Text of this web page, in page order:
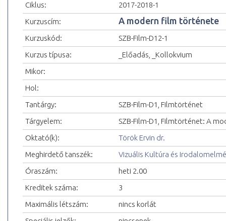
Ciklus:
2017-2018-1
Kurzuscím:
A modern film története
Kurzuskód:
SZB-Film-D12-1
Kurzus típusa:
_Előadás, _Kollokvium
Mikor:
Hol:
Tantárgy:
SZB-Film-D1, Filmtörténet
Tárgyelem:
SZB-Film-D1, Filmtörténet: A
Oktató(k):
Török Ervin dr.
Meghirdető tanszék:
Vizuális Kultúra és
Óraszám:
heti 2.00
Kreditek száma:
3
Maximális létszám:
nincs korlát